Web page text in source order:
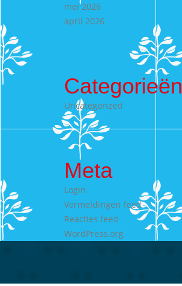
mei 2026
april 2026
Categorieën
Uncategorized
Meta
Login
Vermeldingen feed
Reacties feed
WordPress.org